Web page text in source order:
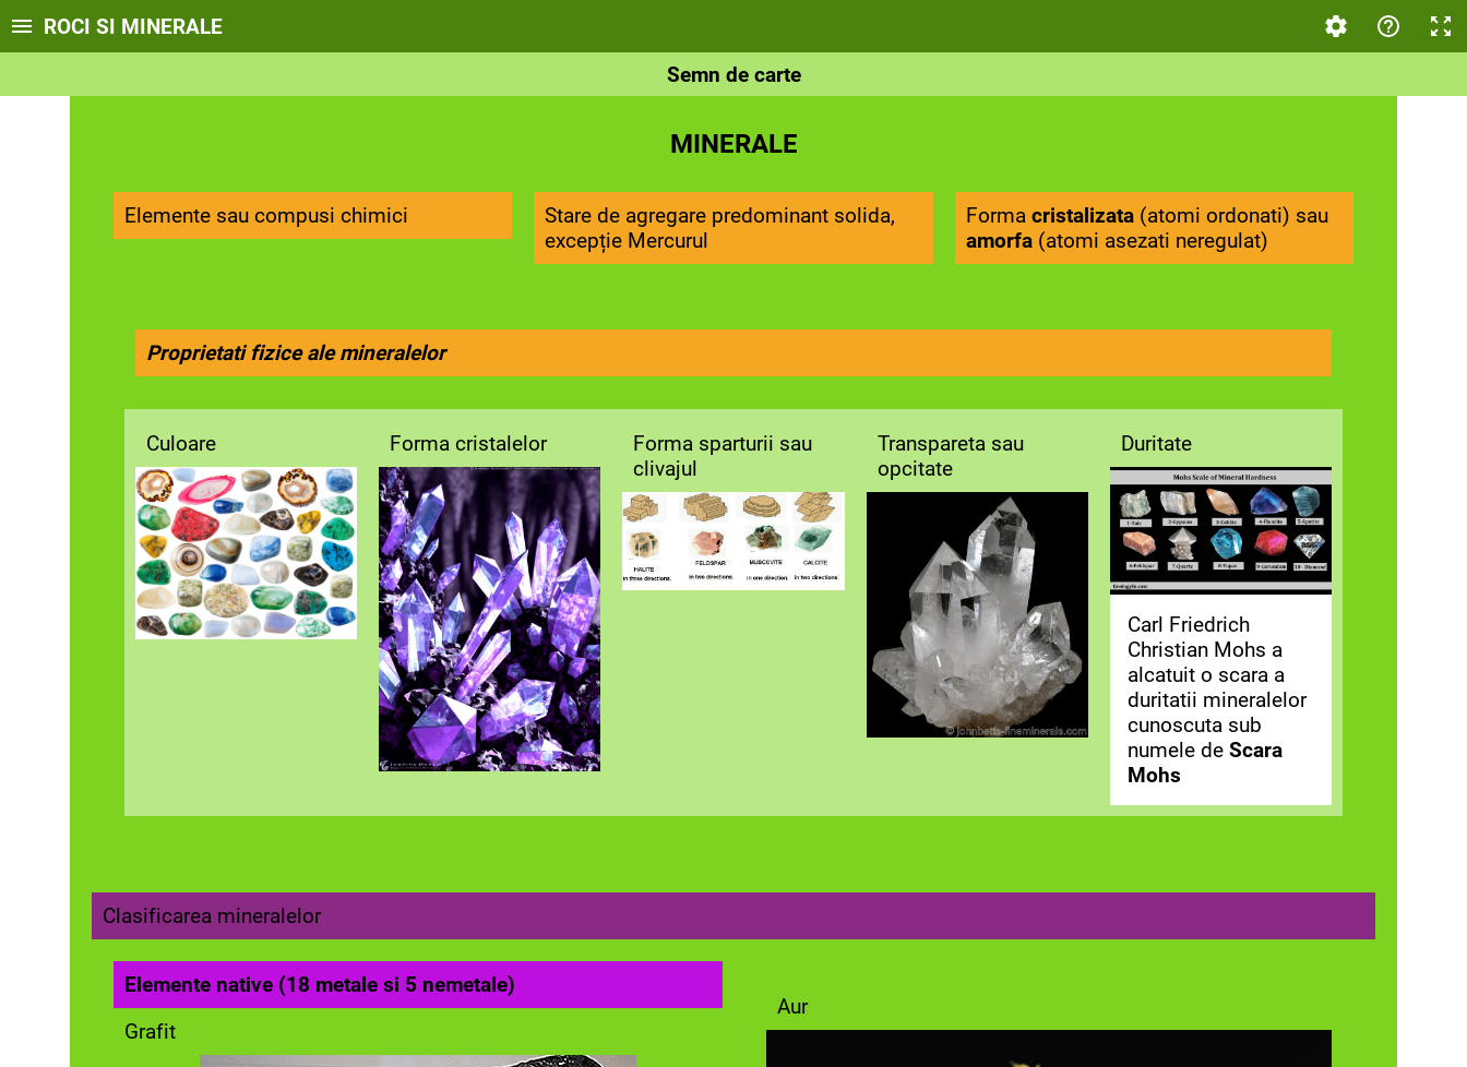
ROCI SI MINERALE
Semn de carte
MINERALE
Elemente sau compusi chimici
Stare de agregare predominant solida,
excepție Mercurul
Forma cristalizata(atomi ordonati) sau
amorfa(atomi asezati neregulat)
Proprietati fizice ale mineralelor
Culoare Forma cristalelor
Forma sparturii sau
clivajul
Transpareta sau
opcitate
Duritate
Carl Friedrich
Christian Mohs a
alcatuit o scara a
duritatii mineralelor
cunoscuta sub
numele de Scara
Mohs
Clasificarea mineralelor
Elemente native (18 metale si 5 nemetale)
Grafit
Aur